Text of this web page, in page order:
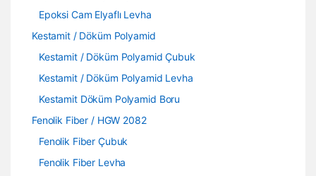
Epoksi Cam Elyaflı Levha
Kestamit / Döküm Polyamid
Kestamit / Döküm Polyamid Çubuk
Kestamit / Döküm Polyamid Levha
Kestamit Döküm Polyamid Boru
Fenolik Fiber / HGW 2082
Fenolik Fiber Çubuk
Fenolik Fiber Levha